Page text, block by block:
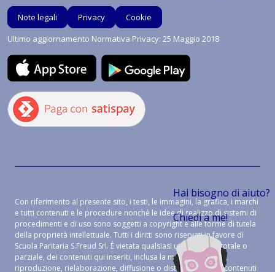
Hai bisogno di aiuto?
Chiedi a me!
Note legali Privacy
Cookie
Ultimo aggiornamento Normativa Privacy: 25 Maggio 2018
Con riferimento al presente sito, i testi, le immagini, la grafica, i marchi
e tutti contenuti e le procedure nonché le idee di realizzo di sistemi di
procedimenti e di uso sono soggetti a copyright e alle forme di tutela
della proprietà intellettuale. Tutti i diritti sono riservati in favore di
Scuola Paritaria S.Freud Srl. È vietata qualsiasi utilizzazione, totale o
parziale, dei contenuti qui inseriti, inclusa la memorizzazione,
riproduzione, rielaborazione, diffusione o distribuzione dei contenuti